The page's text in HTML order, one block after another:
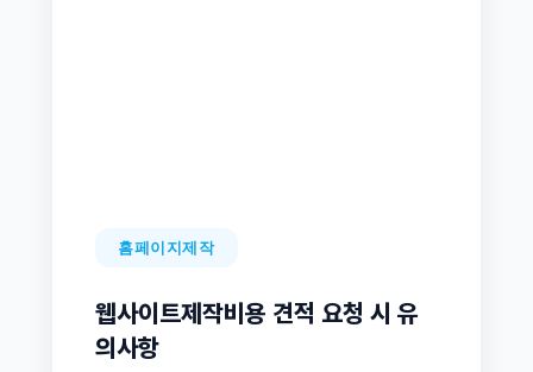
홈페이지제작
웹사이트제작비용 견적 요청 시 유
의사항